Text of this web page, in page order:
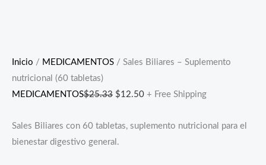
Inicio / MEDICAMENTOS / Sales Biliares – Suplemento
nutricional (60 tabletas)
MEDICAMENTOS$25.33 $12.50 + Free Shipping
Sales Biliares con 60 tabletas, suplemento nutricional para el
bienestar digestivo general.